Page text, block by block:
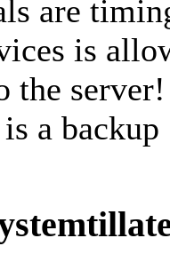
are
is
the
a backup